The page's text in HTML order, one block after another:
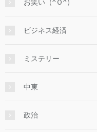
お笑い（^Ｏ^）
ビジネス経済
ミステリー
中東
政治